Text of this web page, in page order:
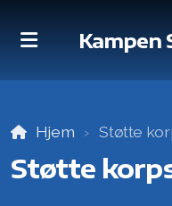
Kampen
Hjem Støtte
Støtte